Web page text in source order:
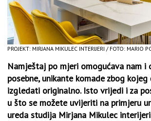
PROJEKT: MIRJANA MIKULEC INTERIJERI / FOTO: MARIO
Namještaj po mjeri omogućava nam i
posebne, unikante komade zbog kojeg
izgledati originalno. Isto vrijedi i za
u što se možete uvijeriti na primjeru
ureda studija Mirjana Mikulec interijeri